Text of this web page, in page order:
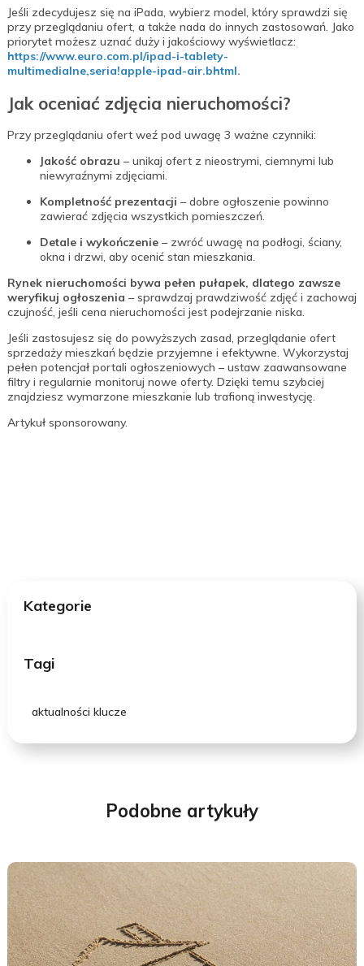
Jeśli zdecydujesz się na iPada, wybierz model, który sprawdzi się
przy przeglądaniu ofert, a także nada do innych zastosowań. Jako
priorytet możesz uznać duży i jakościowy wyświetlacz:
https://www.euro.com.pl/ipad-i-tablety-
multimedialne,seria!apple-ipad-air.bhtml.
Jak oceniać zdjęcia nieruchomości?
Przy przeglądaniu ofert weź pod uwagę 3 ważne czynniki:
Jakość obrazu – unikaj ofert z nieostrymi, ciemnymi lub
niewyraźnymi zdjęciami.
Kompletność prezentacji – dobre ogłoszenie powinno
zawierać zdjęcia wszystkich pomieszczeń.
Detale i wykończenie– zwróć uwagę na podłogi, ściany,
okna i drzwi, aby ocenić stan mieszkania.
Rynek nieruchomości bywa pełen pułapek, dlatego zawsze
weryfikuj ogłoszenia – sprawdzaj prawdziwość zdjęć i zachowaj
czujność, jeśli cena nieruchomości jest podejrzanie niska.
Jeśli zastosujesz się do powyższych zasad, przeglądanie ofert
sprzedaży mieszkań będzie przyjemne i efektywne. Wykorzystaj
pełen potencjał portali ogłoszeniowych – ustaw zaawansowane
filtry i regularnie monitoruj nowe oferty. Dzięki temu szybciej
znajdziesz wymarzone mieszkanie lub trafioną inwestycję.
Artykuł sponsorowany.
Kategorie
Tagi
aktualności klucze
Podobne artykuły